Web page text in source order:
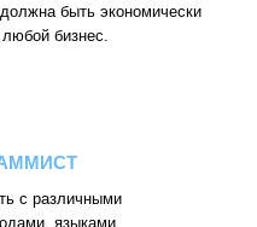
быть экономически
бизнес.
с различными
языками